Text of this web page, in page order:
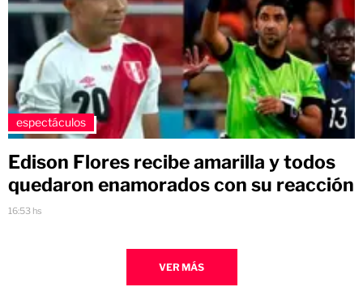
espectáculos
Edison Flores recibe amarilla y todos
quedaron enamorados con su reacción
16:53 hs
VER MÁS